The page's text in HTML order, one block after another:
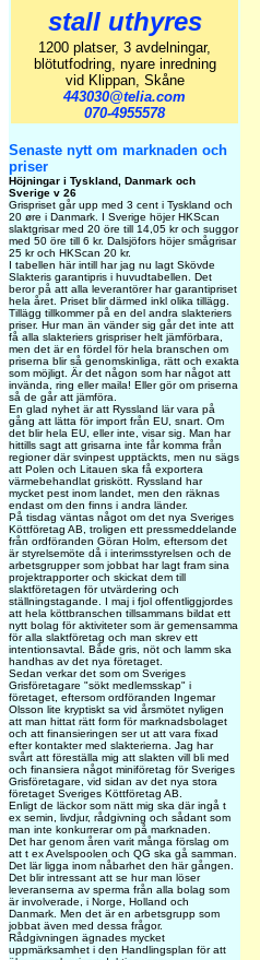
stall uthyres
1200 platser, 3 avdelningar,
blötutfodring, nyare inredning
vid Klippan, Skåne
443030@telia.com
070-4955578
Senaste nytt om marknaden och
priser
Höjningar i Tyskland, Danmark och
Sverige v 26
Grispriset går upp med 3 cent i Tyskland och
20 øre i Danmark. I Sverige höjer HKScan
slaktgrisar med 20 öre till 14,05 kr och suggor
med 50 öre till 6 kr. Dalsjöfors höjer smågrisar
25 kr och HKScan 20 kr.
I tabellen här intill har jag nu lagt Skövde
Slakteris garantipris i huvudtabellen. Det
beror på att alla leverantörer har garantipriset
hela året. Priset blir därmed inkl olika tillägg.
Tillägg tillkommer på en del andra slakteriers
priser. Hur man än vänder sig går det inte att
få alla slakteriers grispriser helt jämförbara,
men det är en fördel för hela branschen om
priserna blir så genomskinliga, rätt och exakta
som möjligt. Är det någon som har något att
invända, ring eller maila! Eller gör om priserna
så de går att jämföra.
En glad nyhet är att Ryssland lär vara på
gång att lätta för import från EU, snart. Om
det blir hela EU, eller inte, visar sig. Man har
hittills sagt att grisarna inte får komma från
regioner där svinpest upptäckts, men nu sägs
att Polen och Litauen ska få exportera
värmebehandlat griskött. Ryssland har
mycket pest inom landet, men den räknas
endast om den finns i andra länder.
På tisdag väntas något om det nya Sveriges
Köttföretag AB, troligen ett pressmeddelande
från ordföranden Göran Holm, eftersom det
är styrelsemöte då i interimsstyrelsen och de
arbetsgrupper som jobbat har lagt fram sina
projektrapporter och skickat dem till
slaktföretagen för utvärdering och
ställningstagande. I maj i fjol offentliggjordes
att hela köttbranschen tillsammans bildat ett
nytt bolag för aktiviteter som är gemensamma
för alla slaktföretag och man skrev ett
intentionsavtal. Både gris, nöt och lamm ska
handhas av det nya företaget.
Sedan verkar det som om Sveriges
Grisföretagare "sökt medlemsskap" i
företaget, eftersom ordföranden Ingemar
Olsson lite kryptiskt sa vid årsmötet nyligen
att man hittat rätt form för marknadsbolaget
och att finansieringen ser ut att vara fixad
efter kontakter med slakterierna. Jag har
svårt att föreställa mig att slakten vill bli med
och finansiera något miniföretag för Sveriges
Grisföretagare, vid sidan av det nya stora
företaget Sveriges Köttföretag AB.
Enligt de läckor som nätt mig ska där ingå t
ex semin, livdjur, rådgivning och sådant som
man inte konkurrerar om på marknaden.
Det har genom åren varit många förslag om
att t ex Avelspoolen och QG ska gå samman.
Det lär ligga inom nåbarhet den här gången.
Det blir intressant att se hur man löser
leveranserna av sperma från alla bolag som
är involverade, i Norge, Holland och
Danmark. Men det är en arbetsgrupp som
jobbat även med dessa frågor.
Rådgivningen ägnades mycket
uppmärksamhet i den Handlingsplan för att